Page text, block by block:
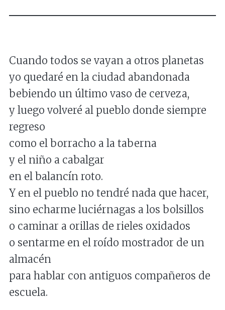
Cuando todos se vayan a otros planetas
yo quedaré en la ciudad abandonada
bebiendo un último vaso de cerveza,
y luego volveré al pueblo donde siempre
regreso
como el borracho a la taberna
y el niño a cabalgar
en el balancín roto.
Y en el pueblo no tendré nada que hacer,
sino echarme luciérnagas a los bolsillos
o caminar a orillas de rieles oxidados
o sentarme en el roído mostrador de un
almacén
para hablar con antiguos compañeros de
escuela.